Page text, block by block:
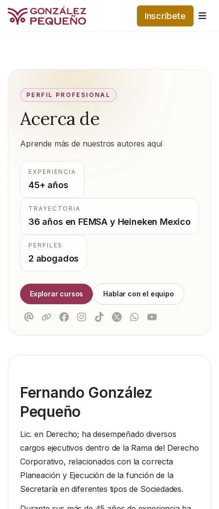
Inscríbete
PERFIL PROFESIONAL
Acerca de
Aprende más de nuestros autores aquí
EXPERIENCIA
45+ años
TRAYECTORIA
36 años en FEMSA y Heineken Mexico
PERFILES
2 abogados
Explorar cursos Hablar con el equipo
Fernando González
Pequeño
Lic. en Derecho; ha desempeñado diversos
cargos ejecutivos dentro de la Rama del Derecho
Corporativo, relacionados con la correcta
Planeación y Ejecución de la función de la
Secretaría en diferentes tipos de Sociedades.